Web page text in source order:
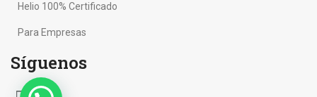
Helio 100% Certificado
Para Empresas
Síguenos